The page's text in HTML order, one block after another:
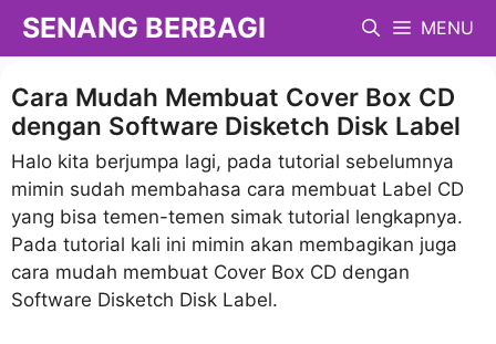
Langsung
SENANG BERBAGI MENU
Cara Mudah Membuat Cover Box CD
dengan Software Disketch Disk Label
Halo kita berjumpa lagi, pada tutorial sebelumnya
mimin sudah membahasa cara membuat Label CD
yang bisa temen-temen simak tutorial lengkapnya.
Pada tutorial kali ini mimin akan membagikan juga
cara mudah membuat Cover Box CD dengan
Software Disketch Disk Label.